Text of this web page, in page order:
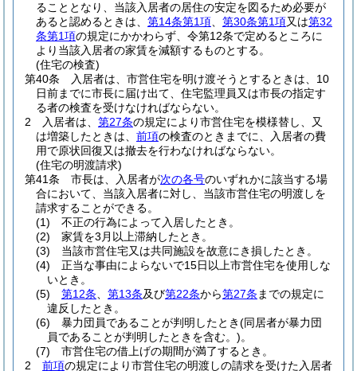
ることとなり、当該入居者の居住の安定を図るため必要が
あると認めるときは、 第14条第1項 第30条第1項又は第32
条第1項の規定にかかわらず、令第12条で定めるところに
より当該入居者の家賃を減額するものとする。
(住宅の検査)
第40条
入居者は、市営住宅を明け渡そうとするときは、10
日前までに市長に届け出て、住宅監理員又は市長の指定す
る者の検査を受けなければならない。
2
入居者は、 第27条の規定により市営住宅を模様替し、又
は増築したときは、 前項の検査のときまでに、入居者の費
用で原状回復又は撤去を行わなければならない。
(住宅の明渡請求)
第41条
市長は、入居者が次の各号のいずれかに該当する場
合において、当該入居者に対し、当該市営住宅の明渡しを
請求することができる。
(1)
不正の行為によって入居したとき。
(2)
家賃を3月以上滞納したとき。
(3)
当該市営住宅又は共同施設を故意にき損したとき。
(4)
正当な事由によらないで15日以上市営住宅を使用しな
いとき。
(5)
第12条 第13条及び第22条から第27条 までの規定に
違反したとき。
(6)
暴力団員であることが判明したとき(同居者が暴力団
員であることが判明したときを含む。)。
(7)
市営住宅の借上げの期間が満了するとき。
2
前項の規定により市営住宅の明渡しの請求を受けた入居者